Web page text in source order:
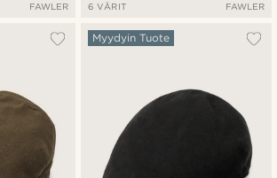
FAWLER 6 VÄRIT FAWLER
Myydyin Tuote